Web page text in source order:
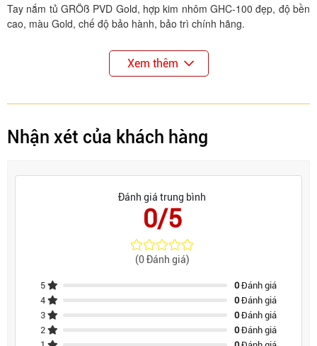
Tay nắm tủ GRÖß PVD Gold, hợp kim nhôm GHC-100 đẹp, độ bền
cao, màu Gold, chế độ bảo hành, bảo trì chính hãng.
Xem thêm
Nhận xét của khách hàng
Đánh giá trung bình
0/5
(0 Đánh giá)
5 0Đánh giá
4
0Đánh giá
3
0Đánh giá
2
0Đánh giá